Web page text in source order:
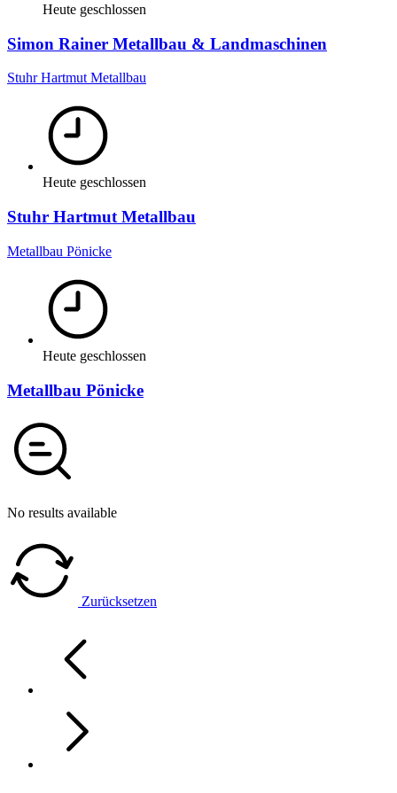
Heute geschlossen
Simon Rainer Metallbau & Landmaschinen
Stuhr Hartmut Metallbau
Heute geschlossen
Stuhr Hartmut Metallbau
Metallbau Pönicke
Heute geschlossen
Metallbau Pönicke
No results available
Zurücksetzen